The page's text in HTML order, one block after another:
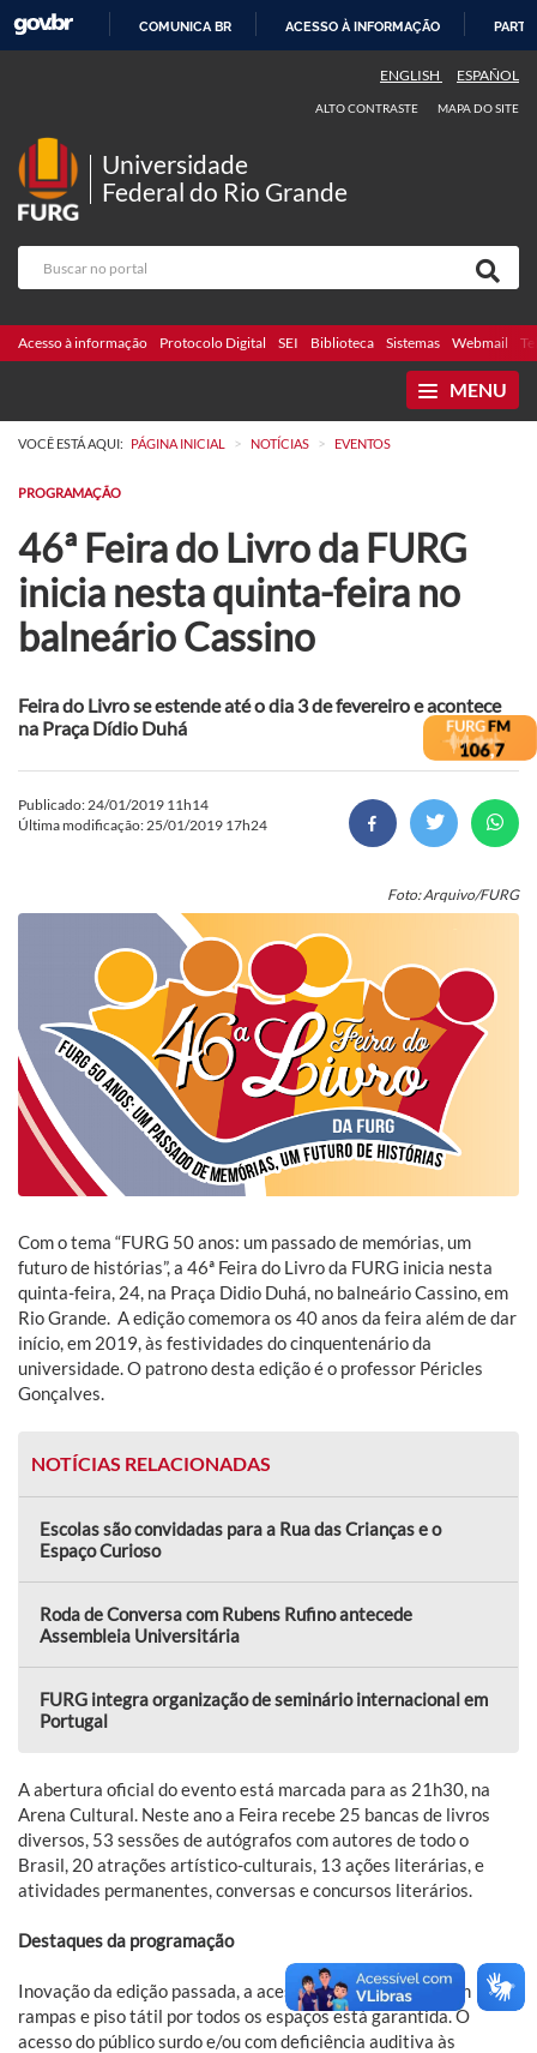
COMUNICA BR ACESSO À INFORMAÇÃO
ENGLISH ESPAÑOL
ALTO CONTRASTE MAPA DO SITE
Universidade
Federal do Rio Grande
Acesso à informação Protocolo Digital SEI Biblioteca Sistemas Webmail
MENU
VOCÊ ESTÁ AQUI: PÁGINA INICIAL > NOTÍCIAS > EVENTOS
PROGRAMAÇÃO
46ª Feira do Livro da FURG
inicia nesta quinta-feira no
balneário Cassino
Feira do Livro se estende até o dia 3 de fevereiro e acontece
na Praça Dídio Duhá
Publicado: 24/01/2019 11h14
Última modificação: 25/01/2019 17h24
Foto: Arquivo/FURG
Com o tema “FURG 50 anos: um passado de memórias, um
futuro de histórias”, a 46ª Feira do Livro da FURG inicia nesta
quinta-feira, 24, na Praça Didio Duhá, no balneário Cassino, em
Rio Grande. A edição comemora os 40 anos da feira além de dar
início, em 2019, às festividades do cinquentenário da
universidade. O patrono desta edição é o professor Péricles
Gonçalves.
NOTÍCIAS RELACIONADAS
Escolas são convidadas para a Rua das Crianças e o
Espaço Curioso
Roda de Conversa com Rubens Rufino antecede
Assembleia Universitária
FURG integra organização de seminário internacional em
Portugal
A abertura oficial do evento está marcada para as 21h30, na
Arena Cultural. Neste ano a Feira recebe 25 bancas de livros
diversos, 53 sessões de autógrafos com autores de todo o
Brasil, 20 atrações artístico-culturais, 13 ações literárias, e
atividades permanentes, conversas e concursos literários.
Destaques da programação
Inovação da edição passada, a acessibilidade na feira, com
rampas e piso tátil por todos os espaços está garantida. O
acesso do público surdo e/ou com deficiência auditiva às